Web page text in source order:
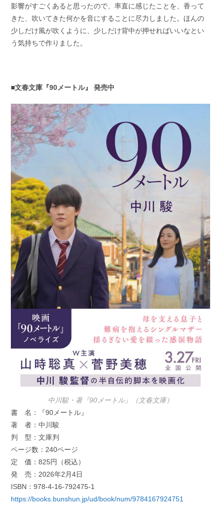
影響がすごくあると思ったので、率直に感じたことを、香って
きた、吹いてきた何かを音にすることに尽力しました。ほんの
少しだけ風が吹くように、少しだけ背中が押せればいいなとい
う気持ちで作りました。
■文春文庫『90メートル』 発売中
中川駿・著『90メートル』（文春文庫）
書 名：『90メートル』
著 者：中川駿
判 型：文庫判
ページ数：240ページ
定 価：825円（税込）
発 売：2026年2月4日
ISBN：978-4-16-792475-1
https://books.bunshun.jp/ud/book/num/9784167924751